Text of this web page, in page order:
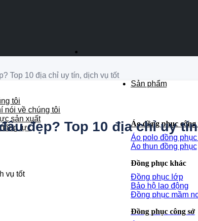
tôi
nói về chúng tôi
sản xuất
lực
Sản phẩm
Áo đồng phục công
Áo polo đồng phục
Áo thun đồng phục
Đồng phục khác
Đồng phục lớp
Bảo hộ lao động
Đồng phục mầm
Đồng phục công sở
Top 10 địa chỉ uy tín, dịch vụ tốt
đẹp? Top 10 địa chỉ uy